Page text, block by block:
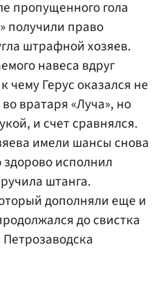
пропущенного гола
получили право
штрафной хозяев.
навеса вдруг
чему Герус оказался не
вратаря «Луча», но
и счет сравнялся.
имели шансы снова
исполнил
штанга.
дополняли еще и
до свистка